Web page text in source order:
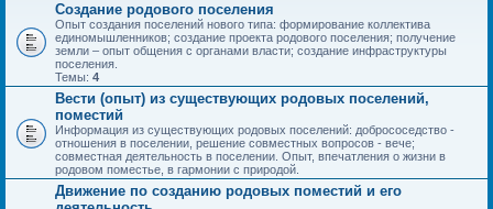
Создание родового поселения
Опыт создания поселений нового типа: формирование коллектива
единомышленников; создание проекта родового поселения; получение
земли – опыт общения с органами власти; создание инфраструктуры
поселения.
Темы: 4
Вести (опыт) из существующих родовых поселений,
поместий
Информация из существующих родовых поселений: добрососедство -
отношения в поселении, решение совместных вопросов - вече;
совместная деятельность в поселении. Опыт, впечатления о жизни в
родовом поместье, в гармонии с природой.
Движение по созданию родовых поместий и его